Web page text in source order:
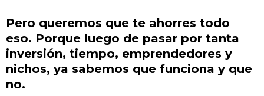
Pero queremos que te ahorres todo
eso. Porque luego de pasar por tanta
inversión, tiempo, emprendedores y
nichos, ya sabemos que funciona y que
no.